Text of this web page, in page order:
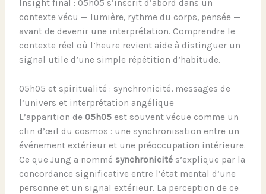
Insight final : 05h05 s’inscrit d’abord dans un
contexte vécu — lumière, rythme du corps, pensée —
avant de devenir une interprétation. Comprendre le
contexte réel où l’heure revient aide à distinguer un
signal utile d’une simple répétition d’habitude.
05h05 et spiritualité : synchronicité, messages de
l’univers et interprétation angélique
L’apparition de 05h05 est souvent vécue comme un
clin d’œil du cosmos : une synchronisation entre un
événement extérieur et une préoccupation intérieure.
Ce que Jung a nommé synchronicité s’explique par la
concordance significative entre l’état mental d’une
personne et un signal extérieur. La perception de ce